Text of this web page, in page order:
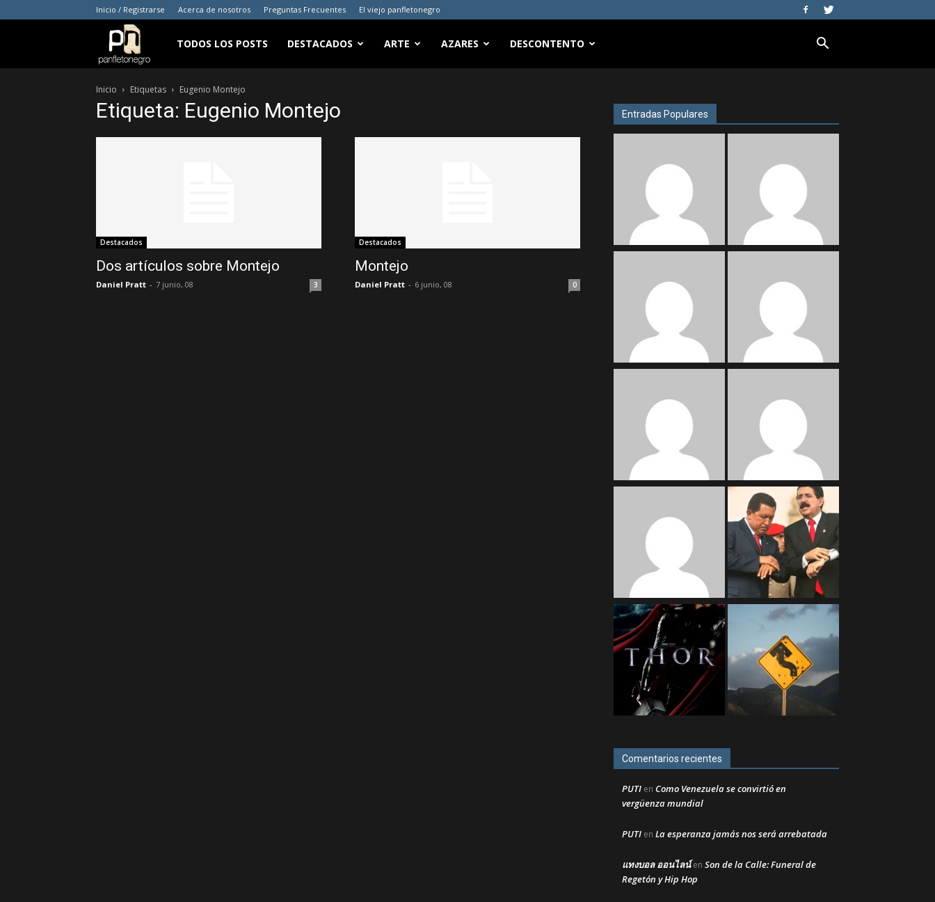
Inicio / Registrarse Acerca de nosotros Preguntas Frecuentes El viejo panfletonegro
panfletonegro
TODOS LOS POSTS DESTACADOS ARTE AZARES DESCONTENTO
Inicio Etiquetas Eugenio Montejo
Etiqueta: Eugenio Montejo
Destacados
Dos artículos sobre Montejo
Daniel Pratt - 7 junio, 08 3
Destacados
Montejo
Daniel Pratt - 6 junio, 08 0
Entradas Populares
Comentarios recientes
PUTI en Como Venezuela se convirtió en
vergüenza mundial
PUTI en La esperanza jamás nos será arrebatada
แทงบอล ออนไลน์en Son de la Calle: Funeral de
Regetón y Hip Hop